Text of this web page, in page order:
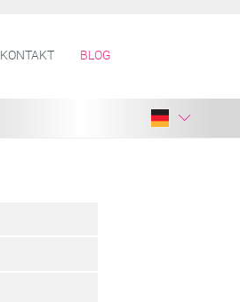
KONTAKT BLOG